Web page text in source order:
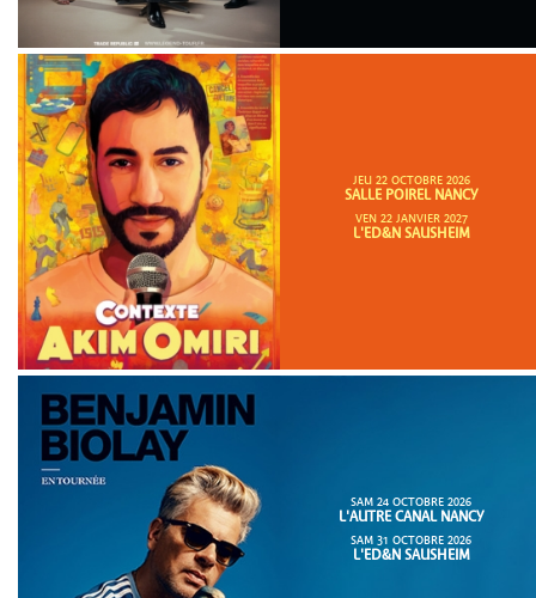
JEU 22 OCTOBRE 2026
SALLE POIREL NANCY
VEN 22 JANVIER 2027
L'ED&N SAUSHEIM
SAM 24 OCTOBRE 2026
L'AUTRE CANAL NANCY
SAM 31 OCTOBRE 2026
L'ED&N SAUSHEIM